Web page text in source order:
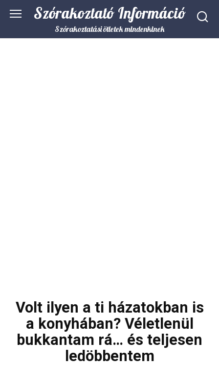
Szórakoztató Információ
Szórakoztatási ötletek mindenkinek
Volt ilyen a ti házatokban is
a konyhában? Véletlenül
bukkantam rá… és teljesen
ledöbbentem